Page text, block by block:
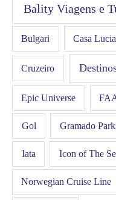
Bality Viagens e
Bulgari Casa Lucia
Cruzeiro
Epic Universe
Gol Gramado
Iata Icon of The
Norwegian Cruise Line